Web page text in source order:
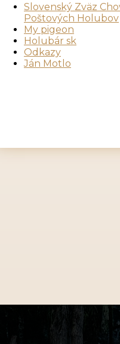
Slovenský Zväz
Poštových Holubov
My pigeon
Holubár sk
Odkazy
Ján Motlo